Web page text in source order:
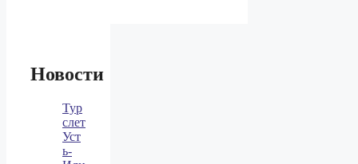
Новости
Тур
слет
Уст
ь-